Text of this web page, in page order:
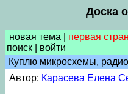
Доска
новая тема первая
поиск
войти
Куплю микросхемы,
Автор: Карасева Елена